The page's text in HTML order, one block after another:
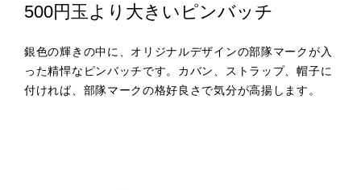
500円玉より大きいピンバッチ
銀色の輝きの中に、オリジナルデザインの部隊マークが入
った精悍なピンバッチです。カバン、ストラップ、帽子に
付ければ、部隊マークの格好良さで気分が高揚します。